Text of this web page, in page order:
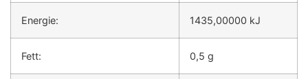
Energie: 1435,00000 kJ
Fett: 0,5 g